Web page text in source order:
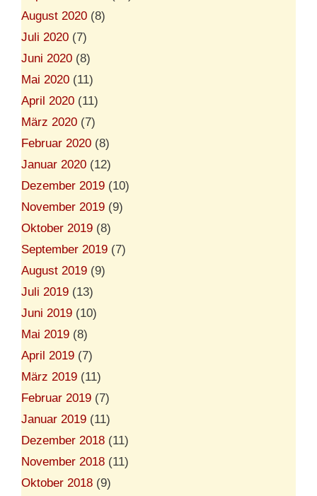
August 2020 (8)
Juli 2020 (7)
Juni 2020 (8)
Mai 2020 (11)
April 2020 (11)
März 2020 (7)
Februar 2020 (8)
Januar 2020 (12)
Dezember 2019 (10)
November 2019 (9)
Oktober 2019 (8)
September 2019 (7)
August 2019 (9)
Juli 2019 (13)
Juni 2019 (10)
Mai 2019 (8)
April 2019 (7)
März 2019 (11)
Februar 2019 (7)
Januar 2019 (11)
Dezember 2018 (11)
November 2018 (11)
Oktober 2018 (9)